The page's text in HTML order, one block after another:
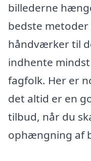
billederne
bedste
håndværker til
indhente
fagfolk. Her er
det altid er en
tilbud, når du
ophængning af